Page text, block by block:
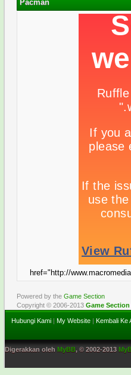
Pacman
href="http://
Powered by the Game Section
Copyright © 2006-2013 Game
Hubungi Kami | My Website | Kembali Ke
Digerakkan oleh MyBB, © 2002-2013